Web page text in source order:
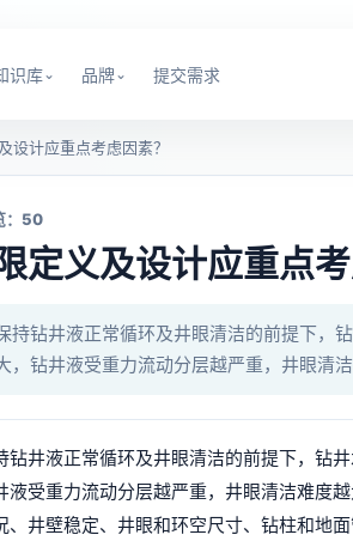
识库 品牌 提交需求
设计应重点考虑因素？
：50
定义及设计应重点考
持钻井液正常循环及井眼清洁的前提下，
，钻井液受重力流动分层越严重，井眼清洁
井液正常循环及井眼清洁的前提下，钻
受重力流动分层越严重，井眼清洁难度
井壁稳定、井眼和环空尺寸、钻柱和地